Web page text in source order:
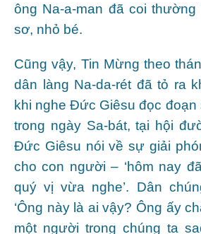
ông Na-a-man đã coi
sơ, nhỏ bé.
Cũng vậy, Tin Mừng theo
dân làng Na-da-rét đã tỏ ra
khi nghe Đức Giêsu đọc đoạn
trong ngày Sa-bát, tại hội
Đức Giêsu nói về sự giải
cho con người – ‘hôm nay
quý vị vừa nghe’. Dân
‘Ông này là ai vậy? Ông ấy
một người trong chúng ta